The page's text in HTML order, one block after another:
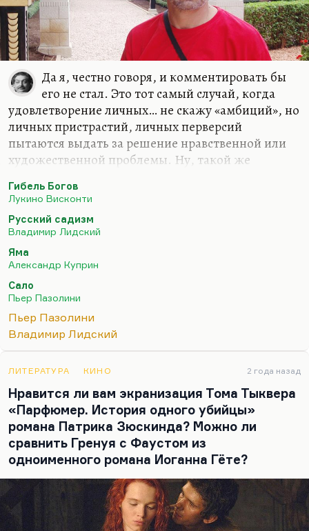
меня как-то спросили: «Есть ли у Висконти
фашизм в «Гибели богов»?» Вот там как раз есть
фашизм, это…
Да я, честно говоря, и комментировать бы
его не стал. Это тот самый случай, когда
удовлетворение личных… не скажу «амбиций», но
личных пристрастий, личных перверсий
пытаются выдать за решение нравственной или
художественной проблемы. Ну, такой же
Содома», когда Пьер Паоло Пазолини
(безусловно, выдающийся художник) для
собственного удовольствия снимает эротические
и пыточные сцены, а пытается это выдать за
антифашистское кино. Может быть, оно так и
есть. Но вот антифашистское кино — это «Гибель
богов», а «120 дней Содома» — это
самоудовлетворение.
Примерно такая же история наблюдаются и в
как…
Гибель Богов
Лукино Висконти
Русский садизм
Владимир Лидский
Яма
Александр Куприн
Сало
Пьер Пазолини
Пьер Пазолини
Владимир Лидский
ЛИТЕРАТУРА КИНО 2 года назад
Нравится ли вам экранизация Тома Тыквера
«Парфюмер. История одного убийцы»
романа Патрика Зюскинда? Можно ли
сравнить Гренуя с Фаустом из
одноименного романа Иоганна Гёте?